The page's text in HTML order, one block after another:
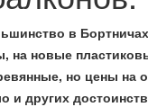
в
новые
но цены на
и других